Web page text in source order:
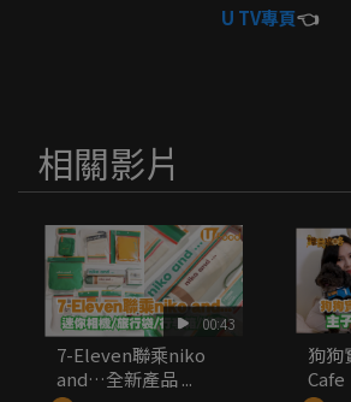
U TV專頁👈
相關影片
00:43
7-Eleven聯乘niko
and…全新產品 ...
狗狗
Cafe